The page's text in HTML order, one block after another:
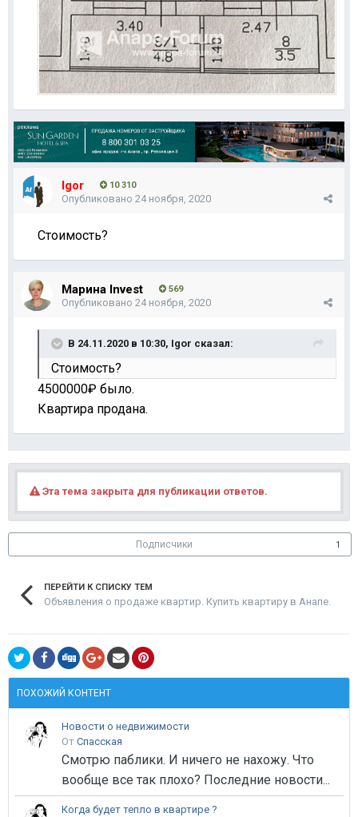
Igor 10 310
Опубликовано 24 ноября, 2020
Стоимость?
Марина Invest 569
Опубликовано 24 ноября, 2020
В 24.11.2020 в 10:30, Igor сказал:
Стоимость?
4500000₽ было.
Квартира продана.
Эта тема закрыта для публикации ответов.
Подписчики 1
ПЕРЕЙТИ К СПИСКУ ТЕМ
Объявления о продаже квартир. Купить квартиру в Анапе.
ПОХОЖИЙ КОНТЕНТ
Новости о недвижимости
От Спасская
Смотрю паблики. И ничего не нахожу. Что
вообще все так плохо? Последние новости...
Когда будет тепло в квартире ?